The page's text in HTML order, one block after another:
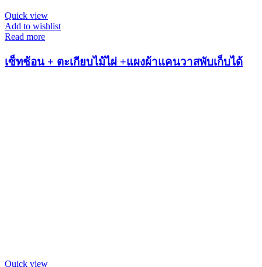
Quick view
Add to wishlist
Read more
เซ็ทช้อน + ตะเกียบไม้ไผ่ +แผงผ้าแคนวาสพับเก็บได้
Quick view